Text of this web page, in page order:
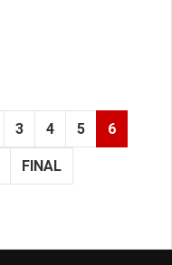
3 4 5 6
FINAL